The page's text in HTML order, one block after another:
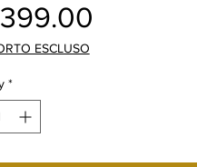
ESCLUSO
*